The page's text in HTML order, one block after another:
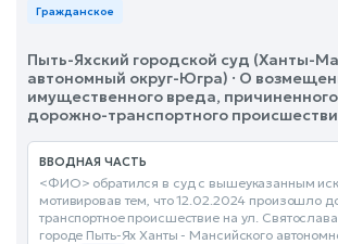
Гражданское
Пыть-Яхский городской суд (Ханты-
автономный округ-Югра) · О
имущественного вреда, причиненного
дорожно-транспортного
ВВОДНАЯ ЧАСТЬ
<ФИО> обратился в суд с вышеуказанным
мотивировав тем, что 12.02.2024 произошло
транспортное происшествие на ул.
городе Пыть-Ях Ханты - Мансийского